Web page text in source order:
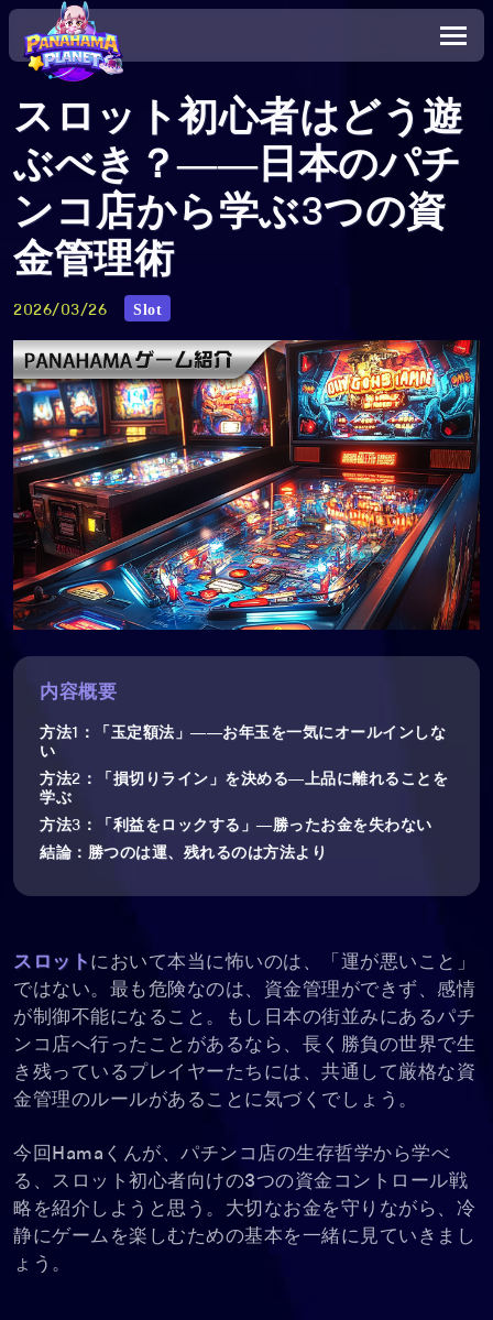
スロット初心者はどう遊
ぶべき？――日本のパチ
ンコ店から学ぶ3つの資
金管理術
2026/03/26 Slot
内容概要
方法1：「玉定額法」――お年玉を一気にオールインしな
い
方法2：「損切りライン」を決める―上品に離れることを
学ぶ
方法3：「利益をロックする」―勝ったお金を失わない
結論：勝つのは運、残れるのは方法より
スロット において本当に怖いのは、「運が悪いこと」
ではない。最も危険なのは、資金管理ができず、感情
が制御不能になること。もし日本の街並みにあるパチ
ンコ店へ行ったことがあるなら、長く勝負の世界で生
き残っているプレイヤーたちには、共通して厳格な資
金管理のルールがあることに気づくでしょう。
今回Hamaくんが、パチンコ店の生存哲学から学べ
る、スロット初心者向けの3つの資金コントロール戦
略を紹介しようと思う。大切なお金を守りながら、冷
静にゲームを楽しむための基本を一緒に見ていきまし
ょう。